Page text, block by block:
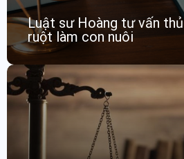
Luật sư Hoàng tư vấn
ruột làm con nuôi